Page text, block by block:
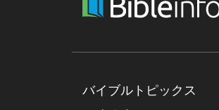
バイブルトピックス